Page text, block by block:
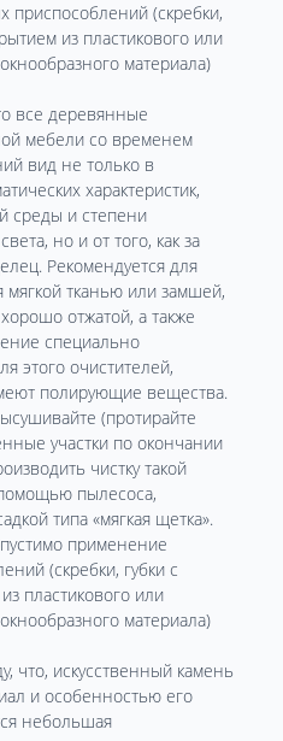
приспособлений (скребки,
из пластикового или
материала)
все деревянные
мебели со временем
вид не только в
характеристик,
среды и степени
но и от того, как за
Рекомендуется для
мягкой тканью или замшей,
отжатой, а также
специально
этого очистителей,
полирующие вещества.
(протирайте
участки по окончании
чистку такой
пылесоса,
типа «мягкая щетка».
применение
(скребки, губки с
пластикового или
материала)
что, искусственный камень
и особенностью его
небольшая